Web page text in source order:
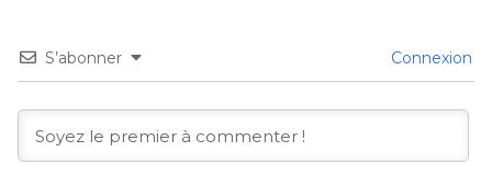
S’abonner Connexion